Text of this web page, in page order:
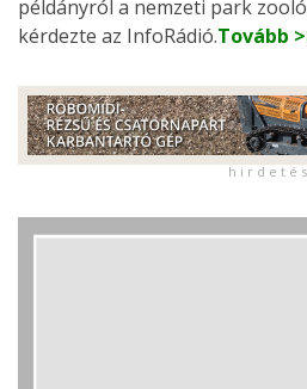
példányról a nemzeti park
kérdezte az InfoRádió.Tovább
h i r d e t é s